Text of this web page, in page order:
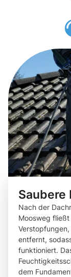
Saubere
Nach der
Moosweg
entfernt,
funktioniert.
dem